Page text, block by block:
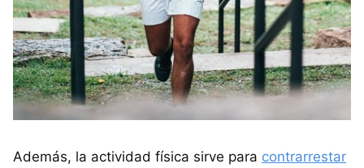
Además, la actividad física sirve para contrarrestar